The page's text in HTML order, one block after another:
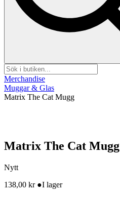
Merchandise
Muggar & Glas
Matrix The Cat Mugg
Matrix The Cat Mugg
Nytt
138,00 kr ●I lager